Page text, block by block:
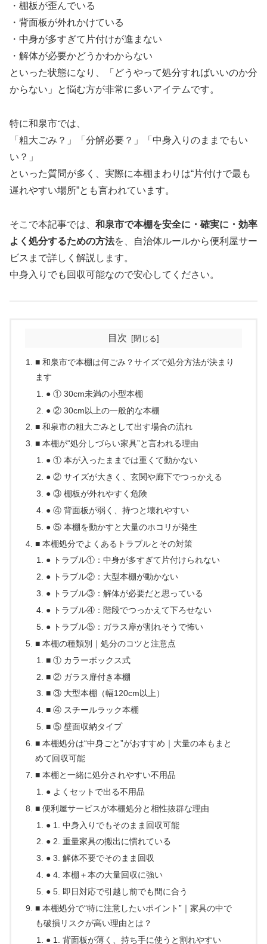
・棚板が歪んでいる
・背面板が外れかけている
・中身が多すぎて片付けが進まない
・解体が必要かどうかわからない
といった状態になり、「どうやって処分すればいいのか分
からない」と悩む方が非常に多いアイテムです。
特に和泉市では、
「粗大ごみ？」「分解必要？」「中身入りのままでもい
い？」
といった質問が多く、実際に本棚まわりは“片付けで最も
遅れやすい場所”とも言われています。
そこで本記事では、 和泉市で本棚を安全に・確実に・効率
よく処分するための方法を、自治体ルールから便利屋サー
ビスまで詳しく解説します。
中身入りでも回収可能なので安心してください。
目次
■ 和泉市で本棚は何ごみ？サイズで処分方法が決まり
ます
● ① 30cm未満の小型本棚
● ② 30cm以上の一般的な本棚
■ 和泉市の粗大ごみとして出す場合の流れ
■ 本棚が“処分しづらい家具”と言われる理由
● ① 本が入ったままでは重くて動かない
● ② サイズが大きく、玄関や廊下でつっかえる
● ③ 棚板が外れやすく危険
● ④ 背面板が弱く、持つと壊れやすい
● ⑤ 本棚を動かすと大量のホコリが発生
■ 本棚処分でよくあるトラブルとその対策
● トラブル①：中身が多すぎて片付けられない
● トラブル②：大型本棚が動かない
● トラブル③：解体が必要だと思っている
● トラブル④：階段でつっかえて下ろせない
● トラブル⑤：ガラス扉が割れそうで怖い
■ 本棚の種類別｜処分のコツと注意点
■ ① カラーボックス式
■ ② ガラス扉付き本棚
■ ③ 大型本棚（幅120cm以上）
■ ④ スチールラック本棚
■ ⑤ 壁面収納タイプ
■ 本棚処分は“中身ごと”がおすすめ｜大量の本もまと
めて回収可能
■ 本棚と一緒に処分されやすい不用品
● よくセットで出る不用品
■ 便利屋サービスが本棚処分と相性抜群な理由
● 1. 中身入りでもそのまま回収可能
● 2. 重量家具の搬出に慣れている
● 3. 解体不要でそのまま回収
● 4. 本棚＋本の大量回収に強い
● 5. 即日対応で引越し前でも間に合う
■ 本棚処分で“特に注意したいポイント”｜家具の中で
も破損リスクが高い理由とは？
● 1. 背面板が薄く、持ち手に使うと割れやすい